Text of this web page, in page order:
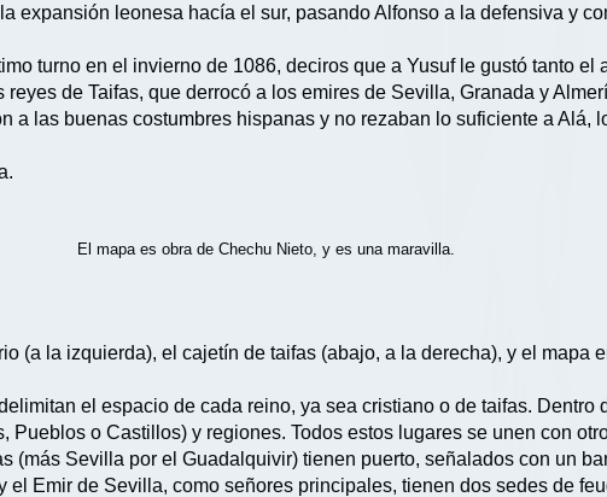
expansión leonesa hacía el sur, pasando Alfonso a la defensiva y
turno en el invierno de 1086, deciros que a Yusuf le gustó tanto
de Taifas, que derrocó a los emires de Sevilla, Granada y
a las buenas costumbres hispanas y no rezaban lo suficiente a Alá,
El mapa es obra de Chechu Nieto, y es una maravilla.
(a la izquierda), el cajetín de taifas (abajo, a la derecha), y el mapa
el espacio de cada reino, ya sea cristiano o de taifas. Dentro
Pueblos o Castillos) y regiones. Todos estos lugares se unen con
(más Sevilla por el Guadalquivir) tienen puerto, señalados con un
Emir de Sevilla, como señores principales, tienen dos sedes de